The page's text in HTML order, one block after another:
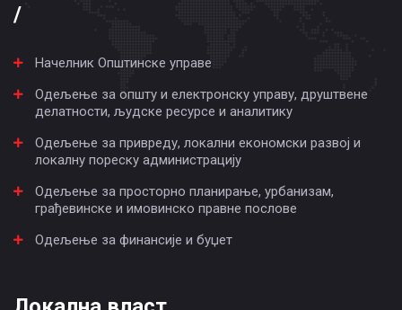
/
Начелник Општинске управе
Одељење за општу и електронску управу, друштвене
делатности, људске ресурсе и аналитику
Одељење за привреду, локални економски развој и
локалну пореску администрацију
Одељење за просторно планирање, урбанизам,
грађевинске и имовинско правне послове
Одељење за финансије и буџет